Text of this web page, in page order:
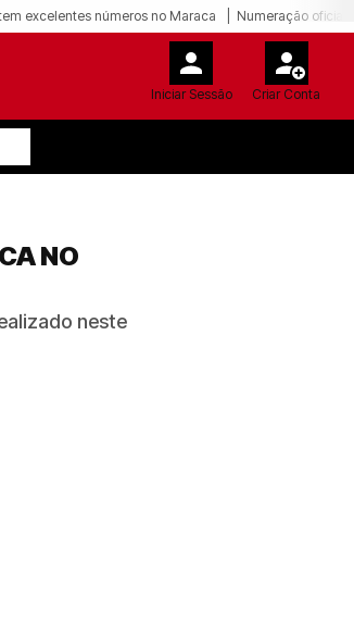
excelentes números no Maraca Numeração oficial
Iniciar Sessão Criar Conta
NO
neste